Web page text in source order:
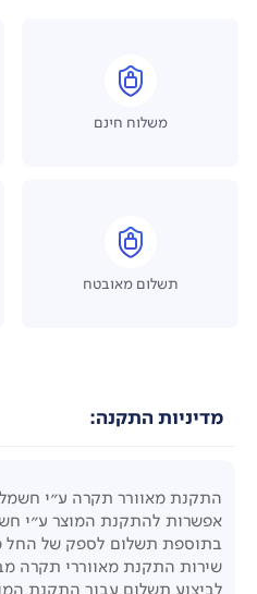
משלוח חינם
תשלום מאובטח
מדיניות התקנה:
התקנת מאוורר תקרה ע"י
אפשרות להתקנת המוצר ע"י
בתוספת תשלום לספק של החל מ-99 ₪,
שירות התקנת מאווררי תקרה